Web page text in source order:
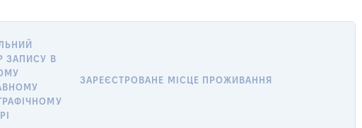
ЗАПИСУ В
ЗАРЕЄСТРОВАНЕ МІСЦЕ ПРОЖИВАННЯ